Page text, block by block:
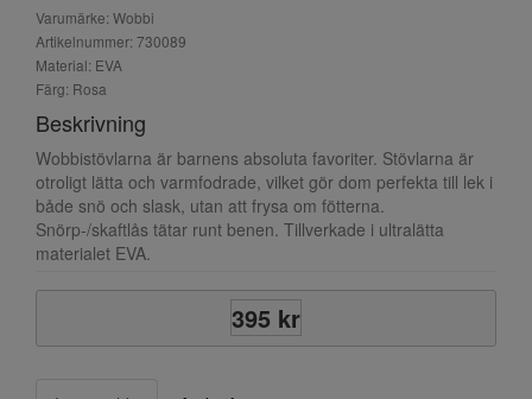
Varumärke: Wobbi
Artikelnummer: 730089
Material: EVA
Färg: Rosa
Beskrivning
Wobbistövlarna är barnens absoluta favoriter. Stövlarna är
otroligt lätta och varmfodrade, vilket gör dom perfekta till lek i
både snö och slask, utan att frysa om fötterna.
Snörp-/skaftlås tätar runt benen. Tillverkade i ultralätta
materialet EVA.
395 kr